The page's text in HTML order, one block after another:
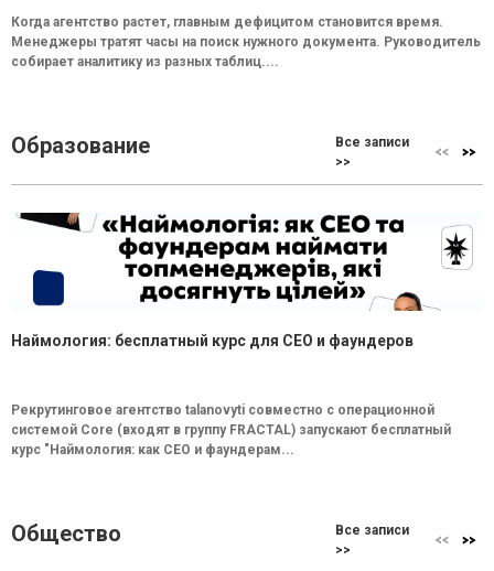
Когда агентство растет, главным дефицитом становится время.
Менеджеры тратят часы на поиск нужного документа. Руководитель
собирает аналитику из разных таблиц....
Образование
Все записи
>>
Наймология: бесплатный курс для CEO и фаундеров
Рекрутинговое агентство talanovyti совместно с операционной
системой Core (входят в группу FRACTAL) запускают бесплатный
курс "Наймология: как СEO и фаундерам...
Общество
Все записи
>>